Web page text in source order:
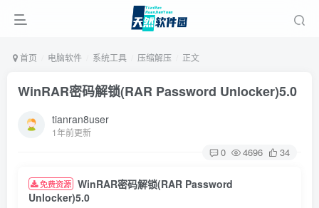
首页 电脑软件 系统工具 压缩解压 正文
WinRAR密码解锁(RAR Password Unlocker)5.0
tianran8user
1年前更新
0 4696 34
免费资源 WinRAR密码解锁(RAR Password
Unlocker)5.0